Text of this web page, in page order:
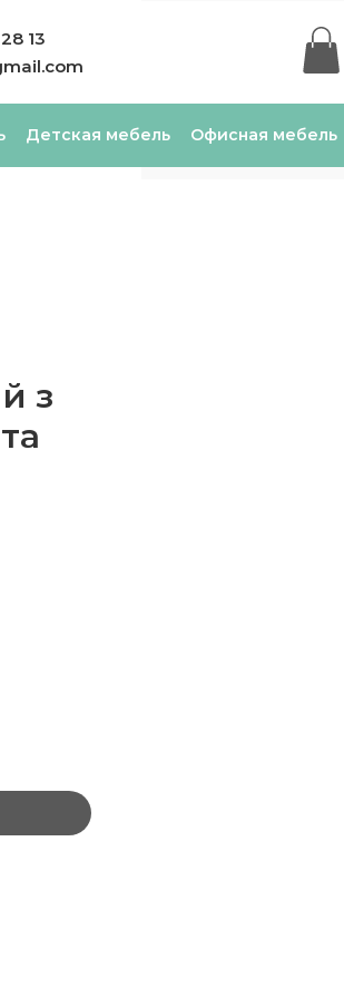
13
Детская мебель Офисная мебель
з